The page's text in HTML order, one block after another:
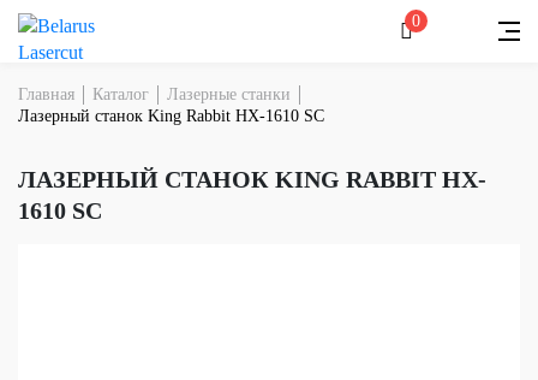
0
Главная Каталог
Лазерные станки
Лазерный станок King Rabbit HX-1610 SC
ЛАЗЕРНЫЙ СТАНОК KING RABBIT HX-
1610 SC